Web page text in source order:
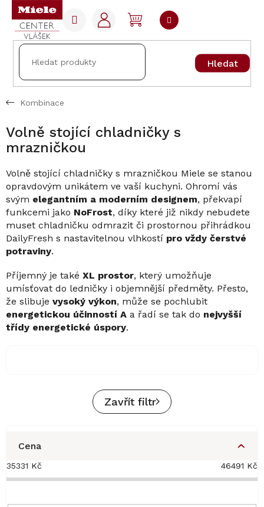
Přejít
obsah
Hledat
NÁKUPNÍ
KOŠÍK
Kombinace
Volně stojící chladničky s
mrazničkou
Volně stojící chladničky s mrazničkou Miele se stanou
opravdovým unikátem ve vaší kuchyni. Ohromí vás
svým elegantním a moderním designem, překvapí
funkcemi jako NoFrost, díky které již nikdy nebudete
muset chladničku odmrazit či prostornou přihrádkou
DailyFresh s nastavitelnou vlhkostí pro vždy čerstvé
potraviny.
Příjemný je také XL prostor, který umožňuje
umísťovat do ledničky i objemnější předměty. Přesto,
že slibuje vysoký výkon, může se pochlubit
energetickou účinností A a řadí se tak do nejvyšší
třídy energetické úspory.
Zavřít filtr
Cena
35331 Kč 46491 Kč